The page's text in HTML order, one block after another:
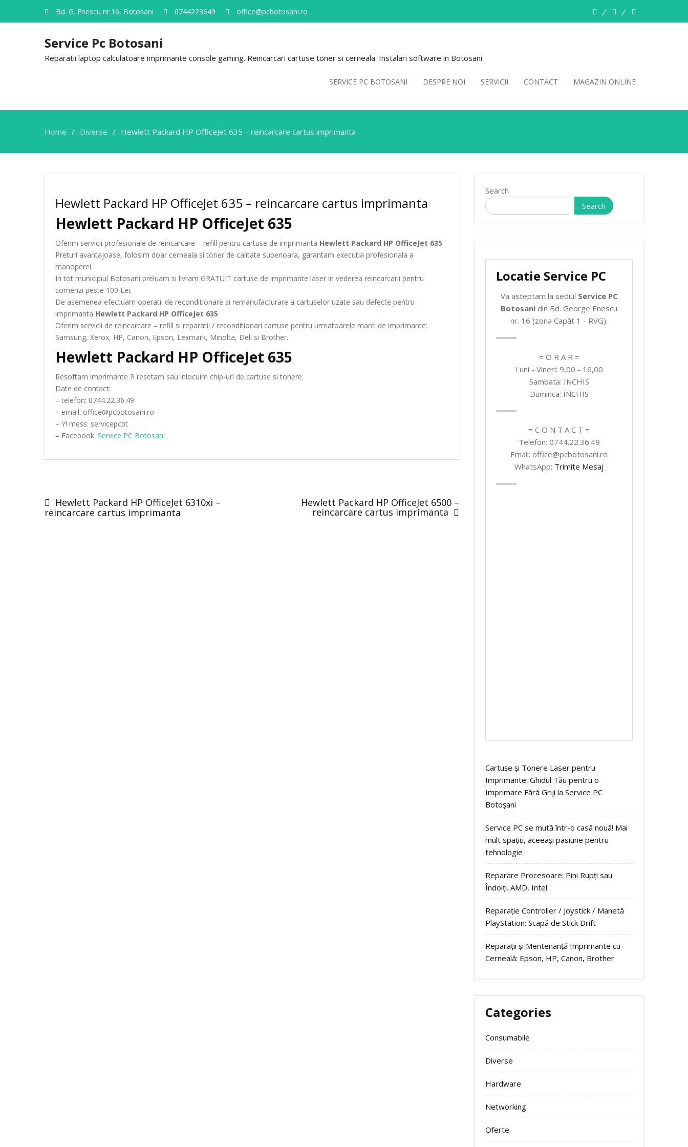
Bd. G. Enescu nr.16, Botosani 0744223649 office@pcbotosani.ro
Despre Servicii
Service Pc Botosani
Reparatii laptop calculatoare imprimante console gaming. Reincarcari cartuse toner si cerneala. Instalari software in Botosani
SERVICE PC BOTOSANI DESPRE NOI SERVICII CONTACT MAGAZIN ONLINE
Home Diverse Hewlett Packard HP OfficeJet 635 – reincarcare cartus imprimanta
Hewlett Packard HP OfficeJet 635 – reincarcare cartus imprimanta
Hewlett Packard HP OfficeJet 635
Oferim servicii profesionale de reincarcare – refill pentru cartuse de imprimanta Hewlett Packard HP OfficeJet 635
Preturi avantajoase, folosim doar cerneala si toner de calitate superioara, garantam executia profesionala a
manoperei.
In tot municipiul Botosani preluam si livram GRATUIT cartuse de imprimante laser in vederea reincarcarii pentru
comenzi peste 100 Lei.
De asemenea efectuam operatii de reconditionare si remanufacturare a cartuselor uzate sau defecte pentru
imprimanta Hewlett Packard HP OfficeJet 635
Oferim servicii de reincarcare – refill si reparatii / reconditionari cartuse pentru urmatoarele marci de imprimante:
Samsung, Xerox, HP, Canon, Epson, Lexmark, Minolta, Dell si Brother.
Hewlett Packard HP OfficeJet 635
Resoftam imprimante ?i resetam sau inlocuim chip-uri de cartuse si tonere.
Date de contact:
– telefon: 0744.22.36.49
– email: office@pcbotosani.ro
– Y! mess: servicepcbt
– Facebook: Service PC Botosani
navigation
Hewlett Packard HP OfficeJet 6310xi –
reincarcare cartus imprimanta
Hewlett Packard HP OfficeJet 6500 –
reincarcare cartus imprimanta
Search
Search
Locatie Service PC
Va asteptam la sediul Service PC
Botosani din Bd. George Enescu
nr. 16 (zona Capăt 1 - RVG).
= O R A R =
Luni - Vineri: 9,00 - 16,00
Sambata: INCHIS
Duminca: INCHIS
= C O N T A C T =
Telefon: 0744.22.36.49
Email: office@pcbotosani.ro
WhatsApp: Trimite Mesaj
Cartușe și Tonere Laser pentru
Imprimante: Ghidul Tău pentru o
Imprimare Fără Griji la Service PC
Botoșani
Service PC se mută într-o casă nouă! Mai
mult spațiu, aceeași pasiune pentru
tehnologie
Reparare Procesoare: Pini Rupți sau
Îndoiți. AMD, Intel
Reparație Controller / Joystick / Manetă
PlayStation: Scapă de Stick Drift
Reparații și Mentenanță Imprimante cu
Cerneală: Epson, HP, Canon, Brother
Categories
Consumabile
Diverse
Hardware
Networking
Oferte